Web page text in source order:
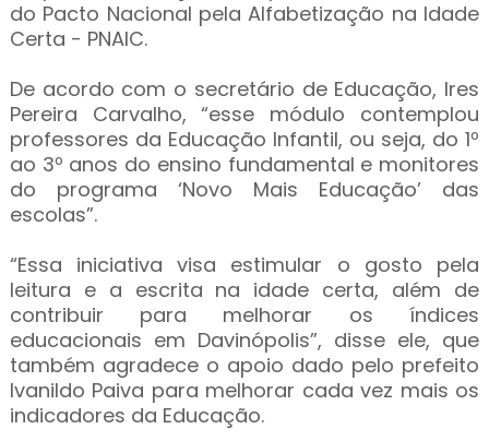
do Pacto Nacional pela Alfabetização na Idade
Certa - PNAIC.
De acordo com o secretário de Educação, Ires
Pereira Carvalho, “esse módulo contemplou
professores da Educação Infantil, ou seja, do 1º
ao 3º anos do ensino fundamental e monitores
do programa ‘Novo Mais Educação’ das
escolas”.
“Essa iniciativa visa estimular o gosto pela
leitura e a escrita na idade certa, além de
contribuir para melhorar os índices
educacionais em Davinópolis”, disse ele, que
também agradece o apoio dado pelo prefeito
Ivanildo Paiva para melhorar cada vez mais os
indicadores da Educação.